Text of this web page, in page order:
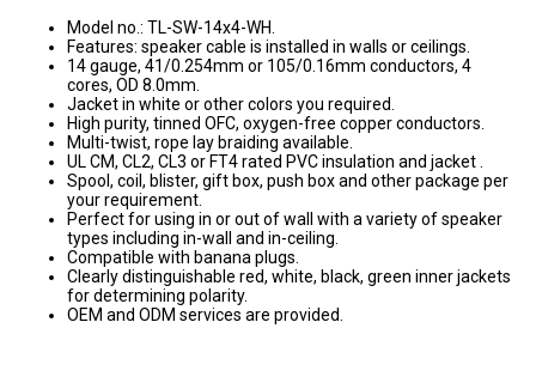
Model no.: TL-SW-14x4-WH.
Features: speaker cable is installed in walls or ceilings.
14 gauge, 41/0.254mm or 105/0.16mm conductors, 4
cores, OD 8.0mm.
Jacket in white or other colors you required.
High purity, tinned OFC, oxygen-free copper conductors.
Multi-twist, rope lay braiding available.
UL CM, CL2, CL3 or FT4 rated PVC insulation and jacket .
Spool, coil, blister, gift box, push box and other package per
your requirement.
Perfect for using in or out of wall with a variety of speaker
types including in-wall and in-ceiling.
Compatible with banana plugs.
Clearly distinguishable red, white, black, green inner jackets
for determining polarity.
OEM and ODM services are provided.